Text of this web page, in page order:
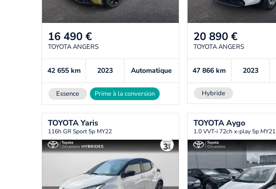
16 490 €
TOYOTA ANGERS
42 655 km 2023 Automatique
Essence Prime à la conversion
20 890 €
TOYOTA ANGERS
47 866km 2023
Hybride
TOYOTAYaris
116h GR Sport 5p MY22
TOYOTAAygo
1.0 VVT-i 72ch x-play 5p MY21